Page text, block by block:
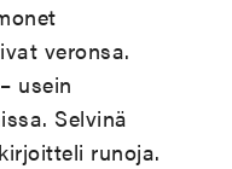
veronsa.
usein
Selvinä
runoja.